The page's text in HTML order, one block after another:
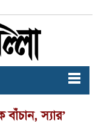
স্যার’